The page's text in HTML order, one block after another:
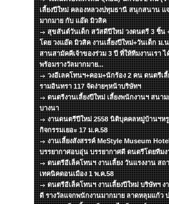
เลี้ยงปีใหม่ คลองหลวงปทุมธานี สนุกสนาน แ
มากมาย กับ แอ๊ด มิวสิค
สุขสันต์วันเด็ก สวัสดีปีใหม่ วงดนตรี 3 ชิ้น
โดย วงแอ๊ด มิวสิค งานเลี้ยงปีใหม่+วันเด็ก ม.
สานสามัคคีเจ้าของร่วม 3 ปี ที่ให้ทีมงานเรา
พร้อมรางวัลมากมาย...
วงอีเลคโทนฯ+คอม+นักร้อง 2 คน ดนตรีเลี้
รามอินทรา 117 จัดง่ายๆหน้าบริษัทฯ
ดนตรีงานเลี้ยงปีใหม่ เลี้ยงพนักงานฯ สนา
บางนา
งานดนตรีปีใหม่ 2558 นิติบุคคลหมู่บ้านฯห
กิจกรรมเยอะ 17 ม.ค.58
งานเลี้ยงสังสรรค์ MeStyle Museum
บรรยากาศอบอุ่น บรรยากาศดี ดนตรีโดยทีม
ดนตรีอีเล็คโทนฯ งานเลี้ยง วันแรงงาน สถ
เทคนิคดอนเมือง 1 พ.ค.58
ดนตรีอีเล็คโทนฯ งานเลี้ยงปีใหม่ บริษัทฯ
ดี รางวัลแจกพนักงานมากมาย ลาดหลุมแก้ว